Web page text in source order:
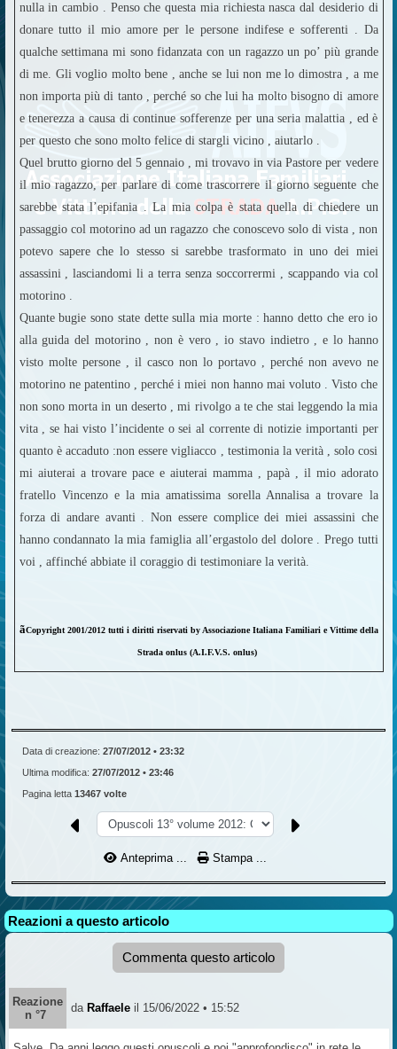
nulla in cambio . Penso che questa mia richiesta nasca dal desiderio di
donare tutto il mio amore per le persone indifese e sofferenti . Da
qualche settimana mi sono fidanzata con un ragazzo un po’ più grande
di me. Gli voglio molto bene , anche se lui non me lo dimostra , a me
non importa più di tanto , perché so che lui ha molto bisogno di amore
e tenerezza a causa di continue sofferenze per una seria malattia , ed è
per questo che sono molto felice di stargli vicino , aiutarlo .
Quel brutto giorno del 5 gennaio , mi trovavo in via Pastore per vedere
il mio ragazzo, per parlare di come trascorrere il giorno seguente che
sarebbe stata l’epifania . La mia colpa è stata quella di chiedere un
passaggio col motorino ad un ragazzo che conoscevo solo di vista , non
potevo sapere che lo stesso si sarebbe trasformato in uno dei miei
assassini , lasciandomi li a terra senza soccorrermi , scappando via col
motorino .
Quante bugie sono state dette sulla mia morte : hanno detto che ero io
alla guida del motorino , non è vero , io stavo indietro , e lo hanno
visto molte persone , il casco non lo portavo , perché non avevo ne
motorino ne patentino , perché i miei non hanno mai voluto . Visto che
non sono morta in un deserto , mi rivolgo a te che stai leggendo la mia
vita , se hai visto l’incidente o sei al corrente di notizie importanti per
quanto è accaduto :non essere vigliacco , testimonia la verità , solo cosi
mi aiuterai a trovare pace e aiuterai mamma , papà , il mio adorato
fratello Vincenzo e la mia amatissima sorella Annalisa a trovare la
forza di andare avanti . Non essere complice dei miei assassini che
hanno condannato la mia famiglia all’ergastolo del dolore . Prego tutti
voi , affinché abbiate il coraggio di testimoniare la verità.
ãCopyright 2001/2012 tutti i diritti riservati by Associazione Italiana Familiari e Vittime della
Strada onlus (A.I.F.V.S. onlus)
Data di creazione: 27/07/2012 • 23:32
Ultima modifica: 27/07/2012 • 23:46
Pagina letta 13467 volte
Anteprima ... Stampa ...
Reazioni a questo articolo
Commenta questo articolo
Reazione
n °7
da Raffaele il 15/06/2022 • 15:52